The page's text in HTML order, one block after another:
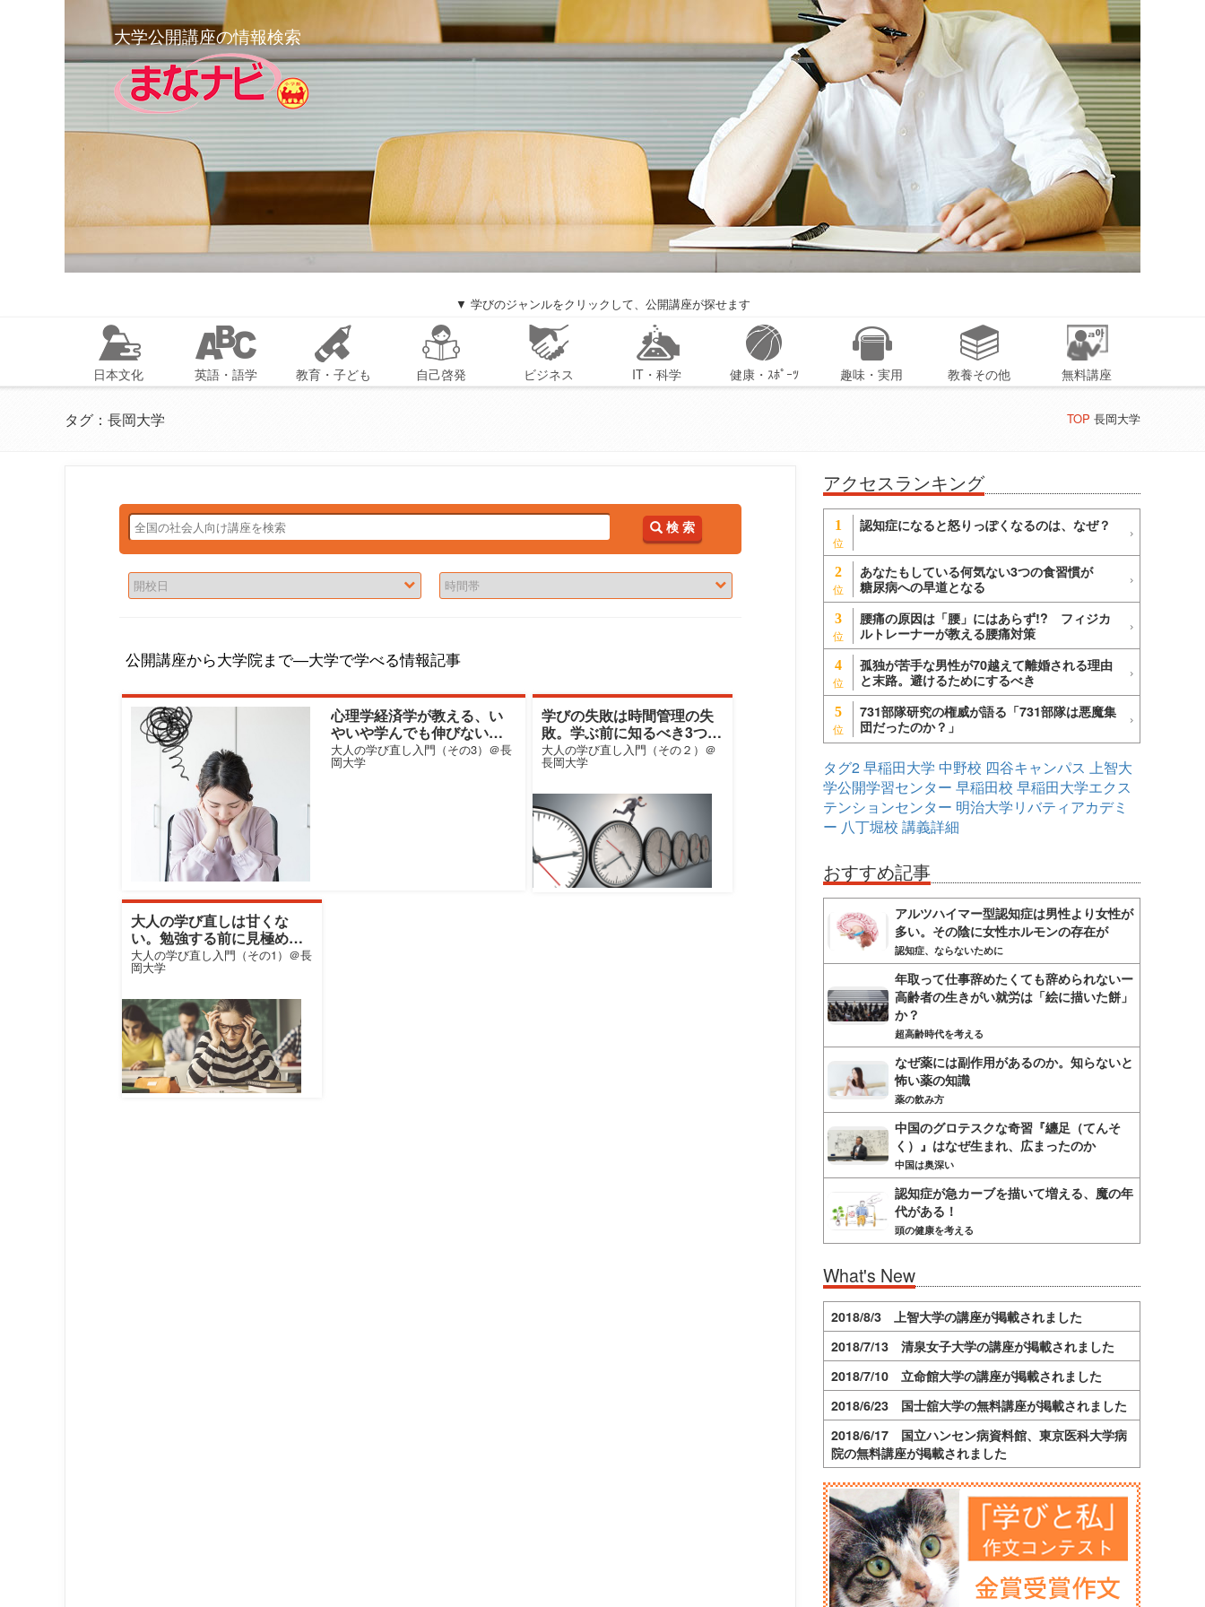
大学公開講座の情報検索
▼ 学びのジャンルをクリックして、公開講座が探せます
日本文化 英語・語学 教育・子ども 自己啓発 ビジネス IT・科学 健康・ｽﾎﾟｰﾂ 趣味・実用 教養その他 無料講座
タグ：長岡大学 TOP 長岡大学
検 索
公開講座から大学院まで―大学で学べる情報記事
心理学経済学が教える、い
やいや学んでも伸びない理
由
大人の学び直し入門（その3）＠長
岡大学
学びの失敗は時間管理の失
敗。学ぶ前に知るべき3つの
鉄則
大人の学び直し入門（その２）＠
長岡大学
大人の学び直しは甘くな
い。勉強する前に見極めた
い3つのモチベとは？
大人の学び直し入門（その1）＠長
岡大学
アクセスランキング
1 認知症になると怒りっぽくなるのは、なぜ？
2
あなたもしている何気ない3つの食習慣が
糖尿病への早道となる
3
腰痛の原因は「腰」にはあらず!? フィジカ
ルトレーナーが教える腰痛対策
4
孤独が苦手な男性が70越えて離婚される理由
と末路。避けるためにするべき
5
731部隊研究の権威が語る「731部隊は悪魔集
団だったのか？」
タグ2早稲田大学 中野校 四谷キャンパス 上智大
学公開学習センター 早稲田校 早稲田大学エクス
テンションセンター 明治大学リバティアカデミ
ー 八丁堀校 講義詳細
おすすめ記事
アルツハイマー型認知症は男性より女性が
多い。その陰に女性ホルモンの存在が
認知症、ならないために
年取って仕事辞めたくても辞められないー
高齢者の生きがい就労は「絵に描いた餅」
か？
超高齢時代を考える
なぜ薬には副作用があるのか。知らないと
怖い薬の知識
薬の飲み方
中国のグロテスクな奇習『纏足（てんそ
く）』はなぜ生まれ、広まったのか
中国は奥深い
認知症が急カーブを描いて増える、魔の年
代がある！
頭の健康を考える
What's New
2018/8/3 上智大学の講座が掲載されました
2018/7/13 清泉女子大学の講座が掲載されました
2018/7/10 立命館大学の講座が掲載されました
2018/6/23 国士舘大学の無料講座が掲載されました
2018/6/17 国立ハンセン病資料館、東京医科大学病
院の無料講座が掲載されました